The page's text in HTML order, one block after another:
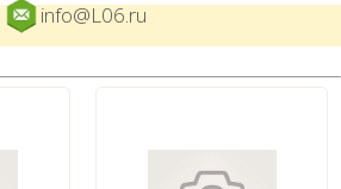
info@L06.ru